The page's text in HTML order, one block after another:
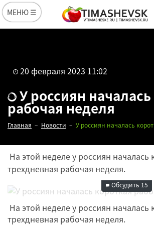
МЕНЮ ☰
20 февраля 2023 11:02
У россиян
рабочая неделя
Главная Новости У россиян началась
На этой неделе у россиян началась
трехдневная рабочая неделя.
Редакция
20 февраля 2023
11:02
Обсудить 15
На этой неделе у россиян началась
трехдневная рабочая неделя.